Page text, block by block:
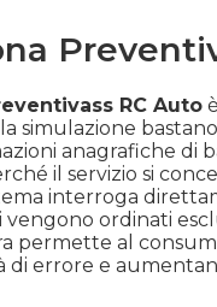
RC Auto
simulazione
anagrafiche di
il servizio si
interroga
ordinati
permette al
di errore e